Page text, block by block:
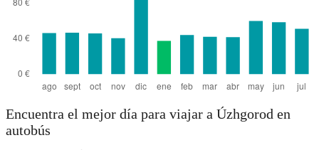
Encuentra el mejor día para viajar a Úzhgorod en
autobús